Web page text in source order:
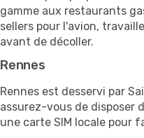
gamme aux restaurants
sellers pour l'avion,
avant de décoller.
Rennes
Rennes est desservi par
assurez-vous de disposer
une carte SIM locale pour